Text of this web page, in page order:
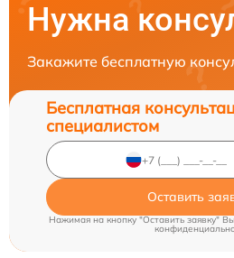
Нужна
Закажите бесплатную
Бесплатная
специалистом
Оставить
Нажимая на кнопку "Оставить заявку"